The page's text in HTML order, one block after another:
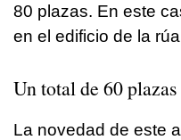
80 plazas. En este
en el edificio de la
Un total de 60
La novedad de este